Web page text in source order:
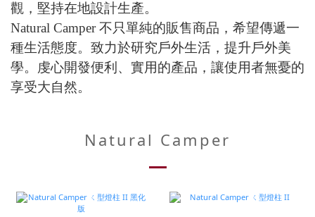
觀，堅持在地設計生產。
Natural Camper不只單純的販售商品，希望傳遞一
種生活態度。致力於研究戶外生活，提升戶外美
學。虔心開發便利、實用的產品，讓使用者無憂的
享受大自然。
Natural Camper